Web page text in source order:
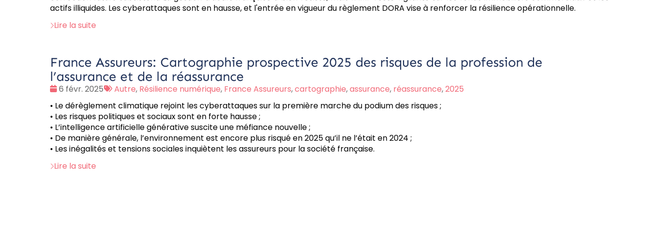
actifs illiquides. Les cyberattaques sont en hausse, et l'entrée en vigueur du règlement DORA vise à renforcer la résilience opérationnelle.
Lire la suite
France Assureurs: Cartographie prospective 2025 des risques de la profession de
l’assurance et de la réassurance
Date
6 févr. 2025
Tags
Autre, Résilience numérique, France Assureurs,cartographie,assurance, réassurance,2025
• Le dérèglement climatique rejoint les cyberattaques sur la première marche du podium des risques ;
• Les risques politiques et sociaux sont en forte hausse ;
• L’intelligence artificielle générative suscite une méfiance nouvelle ;
• De manière générale, l’environnement est encore plus risqué en 2025 qu’il ne l’était en 2024 ;
• Les inégalités et tensions sociales inquiètent les assureurs pour la société française.
Lire la suite